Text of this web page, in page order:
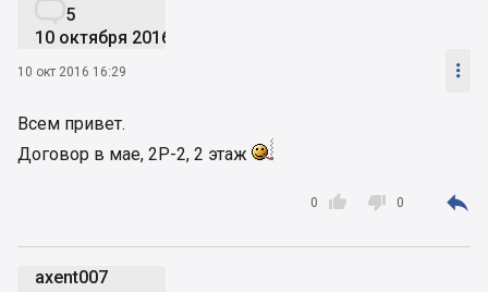
5
10 октября 2016
10 окт 2016 16:29 
Всем привет.
Договор в мае, 2Р-2, 2 этаж

0  0 
axent007